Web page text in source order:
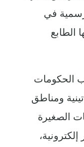
في
ومناطق
الصغيرة